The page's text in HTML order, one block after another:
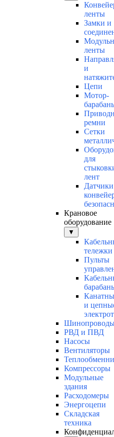
ленты
Замки и
ленты
и
Цепи
Мотор-
ремни
Сетки
для
лент
Датчики
Крановое
оборудование
▼
тележки
Пульты
и
РВД и ПВД
Насосы
Вентиляторы
Компрессоры
Модульные
здания
Расходомеры
Энергоцепи
Складская
техника